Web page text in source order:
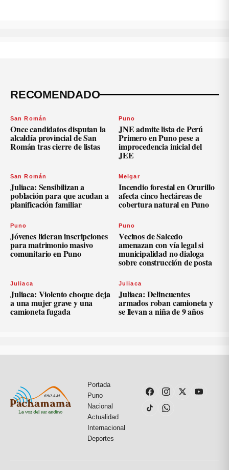
RECOMENDADO
San Román
Once candidatos disputan la
alcaldía provincial de San
Román tras cierre de listas
Puno
JNE admite lista de Perú
Primero en Puno pese a
improcedencia inicial del
JEE
San Román
Juliaca: Sensibilizan a
población para que acudan a
planificación familiar
Melgar
Incendio forestal en Orurillo
afecta cinco hectáreas de
cobertura natural en Puno
Puno
Jóvenes lideran inscripciones
para matrimonio masivo
comunitario en Puno
Puno
Vecinos de Salcedo
amenazan con vía legal si
municipalidad no dialoga
sobre construcción de posta
Juliaca
Juliaca: Violento choque deja
a una mujer grave y una
camioneta fugada
Juliaca
Juliaca: Delincuentes
armados roban camioneta y
se llevan a niña de 9 años
Portada
Puno
Nacional
Actualidad
Internacional
Deportes